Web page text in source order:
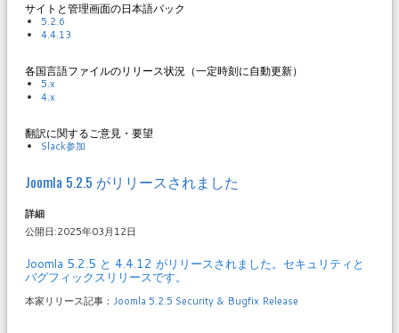
サイトと管理画面の日本語パック
5.2.6
4.4.13
各国言語ファイルのリリース状況（一定時刻に自動更新）
5.x
4.x
翻訳に関するご意見・要望
Slack参加
Joomla 5.2.5 がリリースされました
詳細
公開日:2025年03月12日
Joomla 5.2.5 と 4.4.12 がリリースされました。セキュリティと
バグフィックスリリースです。
本家リリース記事： Joomla 5.2.5 Security & Bugfix Release